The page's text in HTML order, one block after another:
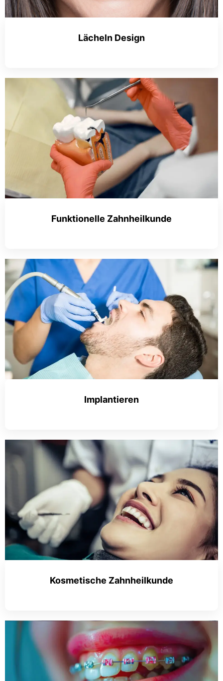
Lächeln Design
Funktionelle Zahnheilkunde
Implantieren
Kosmetische Zahnheilkunde